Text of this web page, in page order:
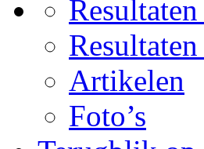
Artikelen
Foto’s